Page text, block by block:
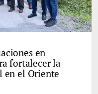
en
fortalecer la
en el Oriente